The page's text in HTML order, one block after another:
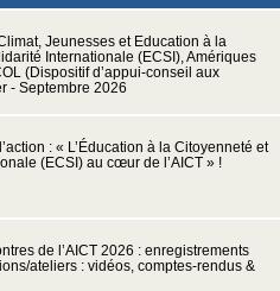
Jeunesses et Education à la
Internationale (ECSI), Amériques
(Dispositif d’appui-conseil aux
- Septembre 2026
: « L’Éducation à la Citoyenneté et
(ECSI) au cœur de l’AICT » !
de l’AICT 2026 : enregistrements
ateliers : vidéos, comptes-rendus &